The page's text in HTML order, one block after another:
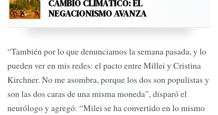
CAMBIO CLIMÁTICO: EL
NEGACIONISMO AVANZA
“También por lo que denunciamos la semana pasada, y lo
pueden ver en mis redes: el pacto entre Millei y Cristina
Kirchner. No me asombra, porque los dos son populistas y
son las dos caras de una misma moneda”, disparó el
neurólogo y agregó: “Milei se ha convertido en lo mismo